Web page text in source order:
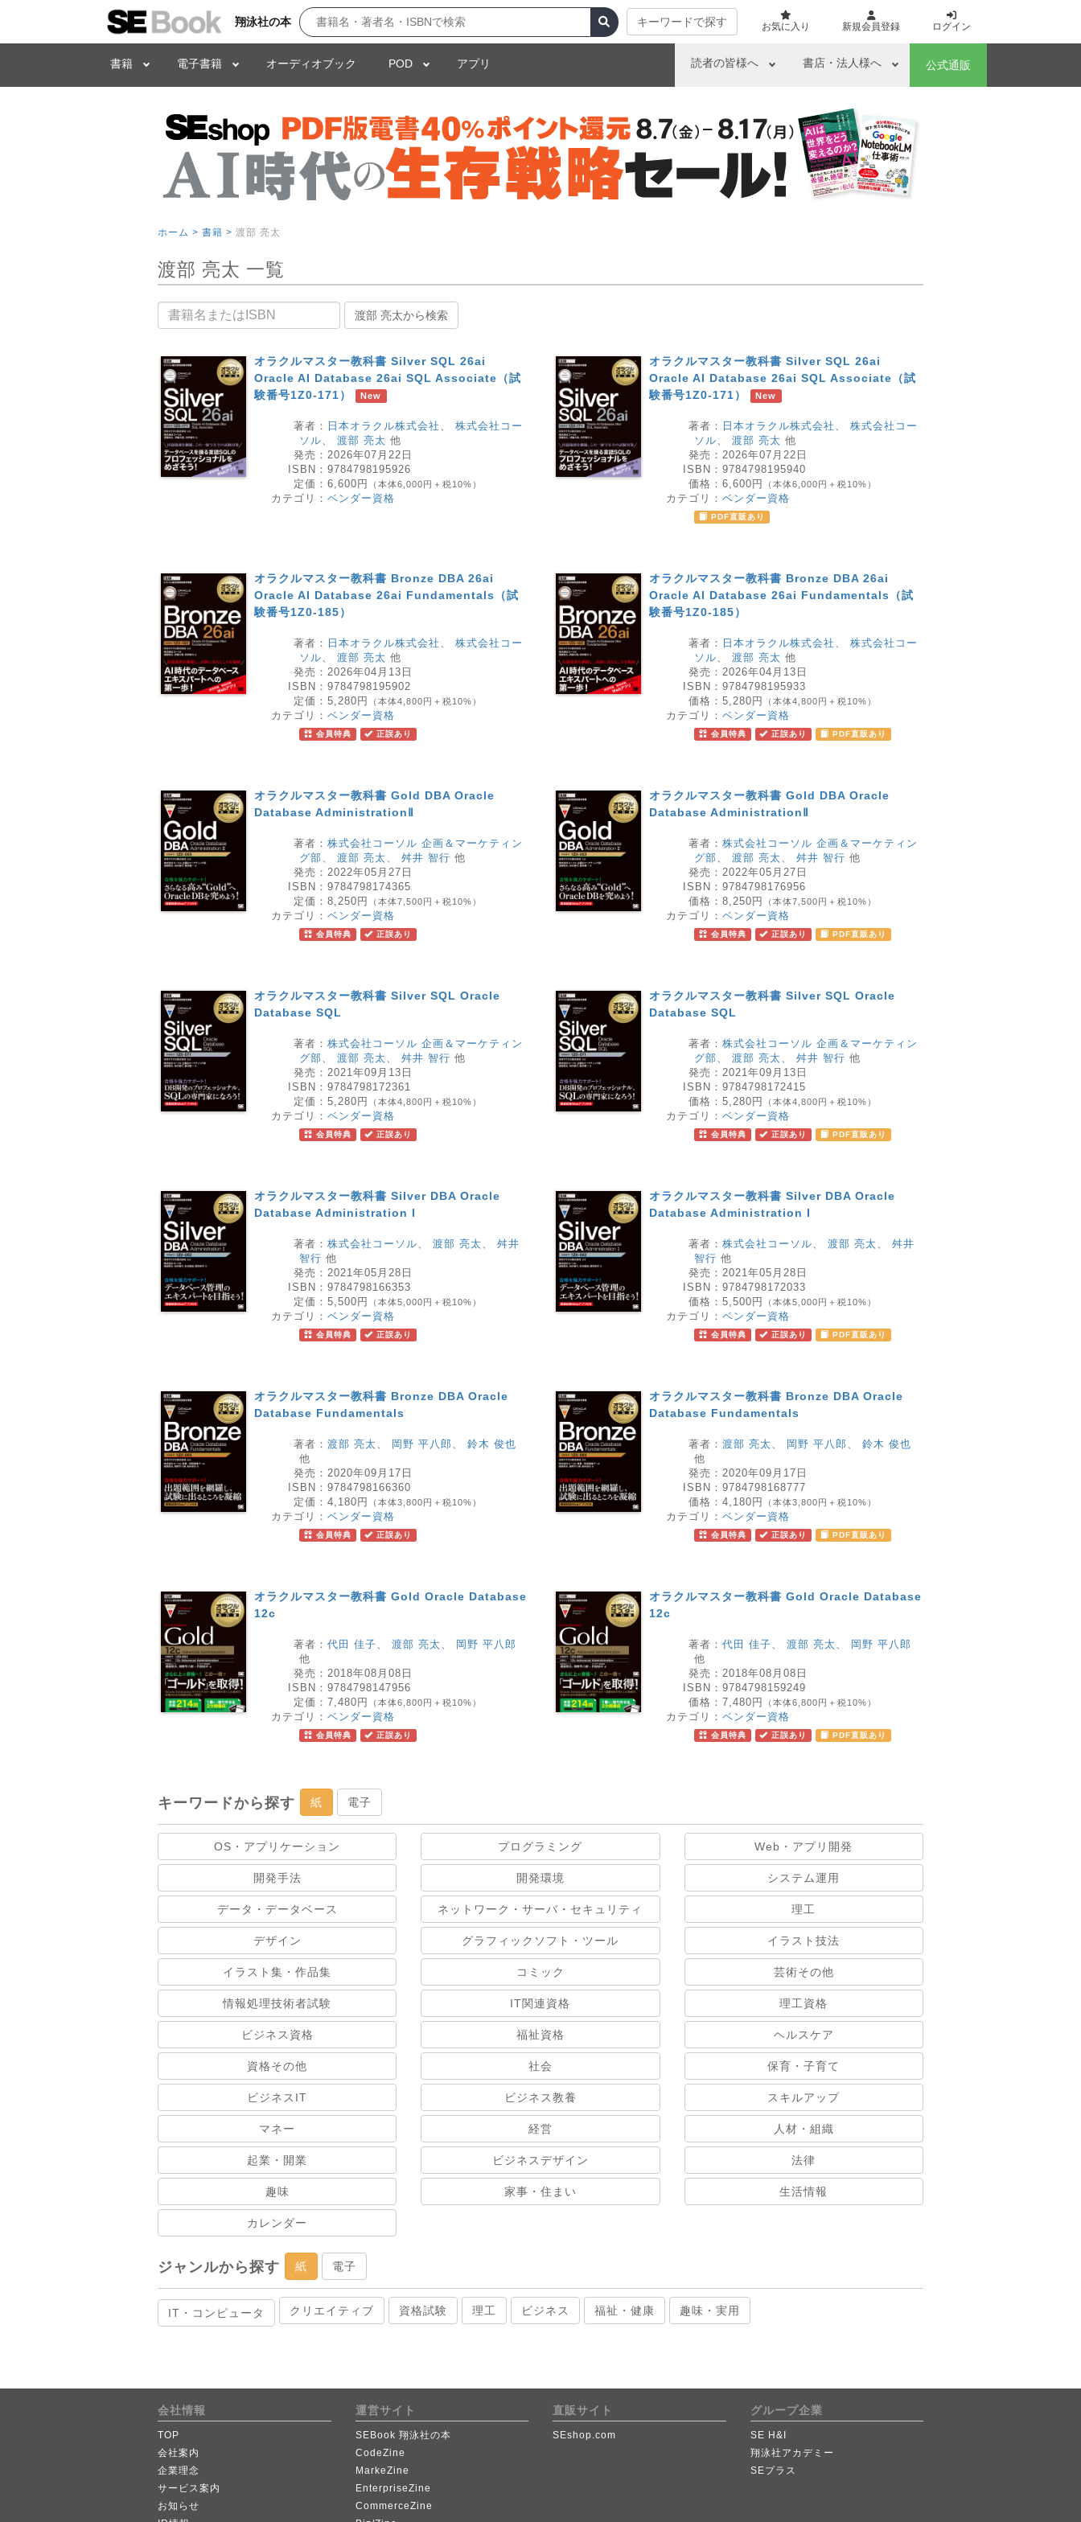
翔泳社の本 キーワードで探す お気に入り 新規会員登録 ログイン
書籍 電子書籍 オーディオブック POD アプリ 読者の皆様へ 書店・法人様へ 公式通販
ホーム > 書籍 > 渡部 亮太
渡部 亮太 一覧
書籍名 渡部 亮太から検索
オラクルマスター教科書 Silver SQL 26ai
Oracle AI Database 26ai SQL Associate（試
験番号1Z0-171）
New
著者： 日本オラクル株式会社 、 株式会社コー
ソル、 渡部 亮太 他
発売： 2026年07月22日
ISBN： 9784798195926
定価： 6,600円 （本体6,000円＋税10%）
カテゴリ： ベンダー資格
オラクルマスター教科書 Silver SQL 26ai
Oracle AI Database 26ai SQL Associate（試
験番号1Z0-171）
New
著者： 日本オラクル株式会社 、 株式会社コー
ソル、 渡部 亮太 他
発売： 2026年07月22日
ISBN： 9784798195940
価格： 6,600円 （本体6,000円＋税10%）
カテゴリ： ベンダー資格
PDF直販あり
オラクルマスター教科書 Bronze DBA 26ai
Oracle AI Database 26ai Fundamentals（試
験番号1Z0-185）
著者： 日本オラクル株式会社 、 株式会社コー
ソル、 渡部 亮太 他
発売： 2026年04月13日
ISBN： 9784798195902
定価： 5,280円 （本体4,800円＋税10%）
カテゴリ： ベンダー資格
会員特典 正誤あり
オラクルマスター教科書 Bronze DBA 26ai
Oracle AI Database 26ai Fundamentals（試
験番号1Z0-185）
著者： 日本オラクル株式会社 、 株式会社コー
ソル、 渡部 亮太 他
発売： 2026年04月13日
ISBN： 9784798195933
価格： 5,280円 （本体4,800円＋税10%）
カテゴリ： ベンダー資格
会員特典 正誤あり PDF直販あり
オラクルマスター教科書 Gold DBA Oracle
Database AdministrationⅡ
著者： 株式会社コーソル 企画＆マーケティン
グ部、 渡部 亮太、 舛井 智行 他
発売： 2022年05月27日
ISBN： 9784798174365
定価： 8,250円 （本体7,500円＋税10%）
カテゴリ： ベンダー資格
会員特典 正誤あり
オラクルマスター教科書 Gold DBA Oracle
Database AdministrationⅡ
著者： 株式会社コーソル 企画＆マーケティン
グ部、 渡部 亮太、 舛井 智行 他
発売： 2022年05月27日
ISBN： 9784798176956
価格： 8,250円 （本体7,500円＋税10%）
カテゴリ： ベンダー資格
会員特典 正誤あり PDF直販あり
オラクルマスター教科書 Silver SQL Oracle
Database SQL
著者： 株式会社コーソル 企画＆マーケティン
グ部、 渡部 亮太、 舛井 智行 他
発売： 2021年09月13日
ISBN： 9784798172361
定価： 5,280円 （本体4,800円＋税10%）
カテゴリ： ベンダー資格
会員特典 正誤あり
オラクルマスター教科書 Silver SQL Oracle
Database SQL
著者： 株式会社コーソル 企画＆マーケティン
グ部、 渡部 亮太、 舛井 智行 他
発売： 2021年09月13日
ISBN： 9784798172415
価格： 5,280円 （本体4,800円＋税10%）
カテゴリ： ベンダー資格
会員特典 正誤あり PDF直販あり
オラクルマスター教科書 Silver DBA Oracle
Database Administration I
著者： 株式会社コーソル、 渡部 亮太、 舛井
智行 他
発売： 2021年05月28日
ISBN： 9784798166353
定価： 5,500円 （本体5,000円＋税10%）
カテゴリ： ベンダー資格
会員特典 正誤あり
オラクルマスター教科書 Silver DBA Oracle
Database Administration I
著者： 株式会社コーソル、 渡部 亮太、 舛井
智行 他
発売： 2021年05月28日
ISBN： 9784798172033
価格： 5,500円 （本体5,000円＋税10%）
カテゴリ： ベンダー資格
会員特典 正誤あり PDF直販あり
オラクルマスター教科書 Bronze DBA Oracle
Database Fundamentals
著者： 渡部 亮太、 岡野 平八郎 、 鈴木 俊也
他
発売： 2020年09月17日
ISBN： 9784798166360
定価： 4,180円 （本体3,800円＋税10%）
カテゴリ： ベンダー資格
会員特典 正誤あり
オラクルマスター教科書 Bronze DBA Oracle
Database Fundamentals
著者： 渡部 亮太、 岡野 平八郎 、 鈴木 俊也
他
発売： 2020年09月17日
ISBN： 9784798168777
価格： 4,180円 （本体3,800円＋税10%）
カテゴリ： ベンダー資格
会員特典 正誤あり PDF直販あり
オラクルマスター教科書 Gold Oracle Database
12c
著者： 代田 佳子、 渡部 亮太、
岡野 平八郎
他
発売： 2018年08月08日
ISBN： 9784798147956
定価： 7,480円 （本体6,800円＋税10%）
カテゴリ： ベンダー資格
会員特典 正誤あり
オラクルマスター教科書 Gold Oracle Database
12c
著者： 代田 佳子、 渡部 亮太、
岡野 平八郎
他
発売： 2018年08月08日
ISBN： 9784798159249
価格： 7,480円 （本体6,800円＋税10%）
カテゴリ： ベンダー資格
会員特典 正誤あり PDF直販あり
キーワードから探す 紙 電子
OS・アプリケーション プログラミング Web・アプリ開発
開発手法 開発環境 システム運用
データ・データベース ネットワーク・サーバ・セキュリティ 理工
デザイン グラフィックソフト・ツール イラスト技法
イラスト集・作品集 コミック 芸術その他
情報処理技術者試験 IT関連資格 理工資格
ビジネス資格 福祉資格 ヘルスケア
資格その他 社会 保育・子育て
ビジネスIT ビジネス教養 スキルアップ
マネー 経営 人材・組織
起業・開業 ビジネスデザイン 法律
趣味 家事・住まい 生活情報
カレンダー
ジャンルから探す 紙 電子
IT・コンピュータ クリエイティブ 資格試験 理工 ビジネス 福祉・健康 趣味・実用
会社情報
TOP
会社案内
企業理念
サービス案内
お知らせ
運営サイト
SEBook 翔泳社の本
CodeZine
MarkeZine
EnterpriseZine
CommerceZine
直販サイト
SEshop.com
グループ企業
SE H&I
翔泳社アカデミー
SEプラス